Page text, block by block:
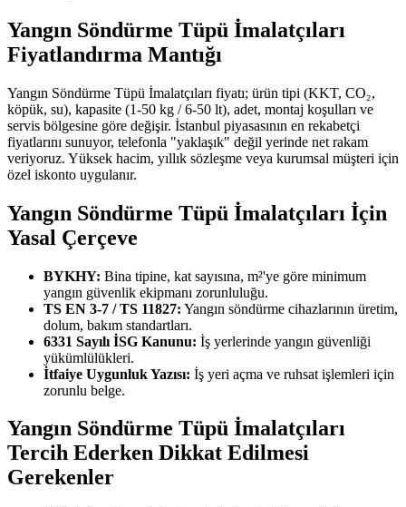
Yangın Söndürme Tüpü İmalatçıları
Fiyatlandırma Mantığı
Yangın Söndürme Tüpü İmalatçıları fiyatı; ürün tipi (KKT, CO₂,
köpük, su), kapasite (1-50 kg / 6-50 lt), adet, montaj koşulları ve
servis bölgesine göre değişir. İstanbul piyasasının en rekabetçi
fiyatlarını sunuyor, telefonla "yaklaşık" değil yerinde net rakam
veriyoruz. Yüksek hacim, yıllık sözleşme veya kurumsal müşteri için
özel iskonto uygulanır.
Yangın Söndürme Tüpü İmalatçıları İçin
Yasal Çerçeve
BYKHY: Bina tipine, kat sayısına, m²'ye göre minimum
yangın güvenlik ekipmanı zorunluluğu.
TS EN 3-7 / TS 11827: Yangın söndürme cihazlarının üretim,
dolum, bakım standartları.
6331 Sayılı İSG Kanunu: İş yerlerinde yangın güvenliği
yükümlülükleri.
İtfaiye Uygunluk Yazısı: İş yeri açma ve ruhsat işlemleri için
zorunlu belge.
Yangın Söndürme Tüpü İmalatçıları
Tercih Ederken Dikkat Edilmesi
Gerekenler